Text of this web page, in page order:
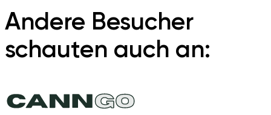
Andere Besucher
schauten auch an: